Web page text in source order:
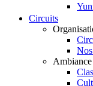
Circuits
Ambiance